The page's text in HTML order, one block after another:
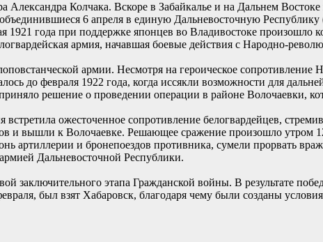
Александра Колчака. Вскоре в Забайкалье и на Дальнем
6 апреля в единую Дальневосточную
года при поддержке японцев во Владивостоке произошло
армия, начавшая боевые действия с Народно-
армии. Несмотря на героическое
до февраля 1922 года, когда иссякли возможности для
решение о проведении операции в районе Волочаевки,
ожесточенное сопротивление белогвардейцев,
и вышли к Волочаевке. Решающее сражение произошло утром
артиллерии и бронепоездов противника, сумели прорвать
Дальневосточной Республики.
заключительного этапа Гражданской войны. В результате
был взят Хабаровск, благодаря чему были созданы